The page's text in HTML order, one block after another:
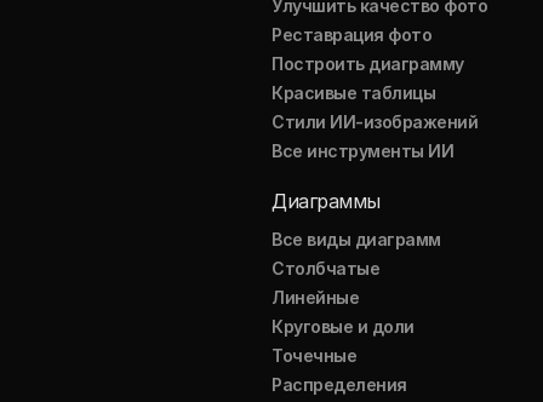
Улучшить качество фото
Реставрация фото
Построить диаграмму
Красивые таблицы
Стили ИИ-изображений
Все инструменты ИИ
Диаграммы
Все виды диаграмм
Столбчатые
Линейные
Круговые и доли
Точечные
Распределения